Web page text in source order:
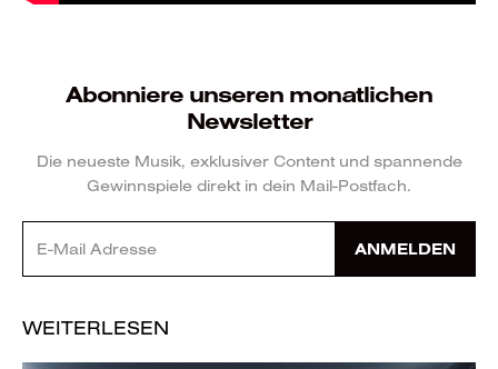
Abonniere unseren monatlichen
Newsletter
Die neueste Musik, exklusiver Content und spannende
Gewinnspiele direkt in dein Mail-Postfach.
ANMELDEN
WEITERLESEN